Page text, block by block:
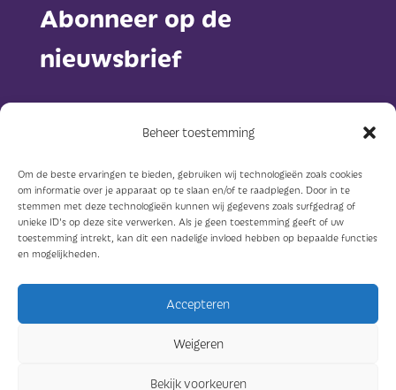
Beheer toestemming
Om de beste ervaringen te bieden, gebruiken wij technologieën zoals cookies
om informatie over je apparaat op te slaan en/of te raadplegen. Door in te
stemmen met deze technologieën kunnen wij gegevens zoals surfgedrag of
unieke ID's op deze site verwerken. Als je geen toestemming geeft of uw
toestemming intrekt, kan dit een nadelige invloed hebben op bepaalde functies
en mogelijkheden.
Accepteren
Weigeren
Bekijk voorkeuren
Abonneer op de
nieuwsbrief
Abonneer
© Sterkzorg 2023
Ontwerp: Concreet geeft vorm